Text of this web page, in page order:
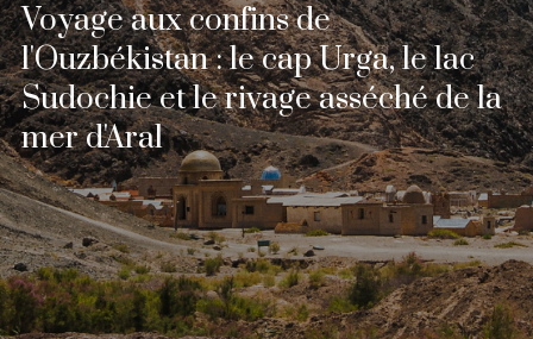
Voyage aux confins de
l'Ouzbékistan : le cap Urga, le lac
Sudochie et le rivage asséché de la
mer d'Aral